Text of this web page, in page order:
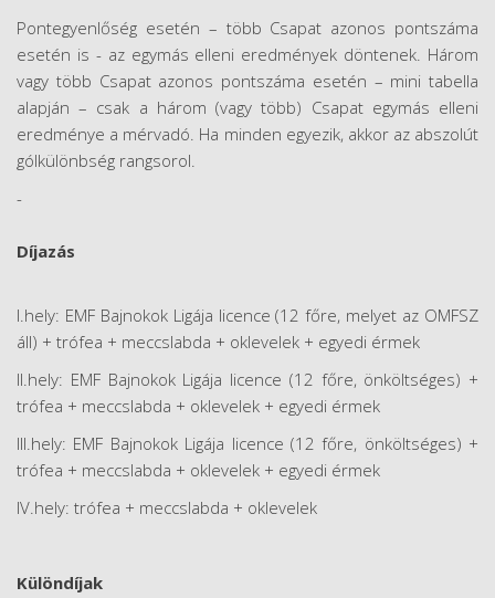
Pontegyenlőség esetén – több Csapat azonos pontszáma
esetén is - az egymás elleni eredmények döntenek. Három
vagy több Csapat azonos pontszáma esetén – mini tabella
alapján – csak a három (vagy több) Csapat egymás elleni
eredménye a mérvadó. Ha minden egyezik, akkor az abszolút
gólkülönbség rangsorol.
-
Díjazás
I.hely: EMF Bajnokok Ligája licence (12 főre, melyet az OMFSZ
áll) + trófea + meccslabda + oklevelek + egyedi érmek
II.hely: EMF Bajnokok Ligája licence (12 főre, önköltséges) +
trófea + meccslabda + oklevelek + egyedi érmek
III.hely: EMF Bajnokok Ligája licence (12 főre, önköltséges) +
trófea + meccslabda + oklevelek + egyedi érmek
IV.hely: trófea + meccslabda + oklevelek
Különdíjak